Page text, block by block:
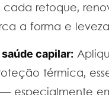
cada retoque,
a forma e
capilar:
térmica,